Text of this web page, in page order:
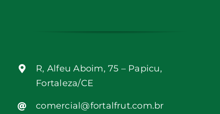
R, Alfeu Aboim, 75 – Papicu,
Fortaleza/CE
comercial@fortalfrut.com.br